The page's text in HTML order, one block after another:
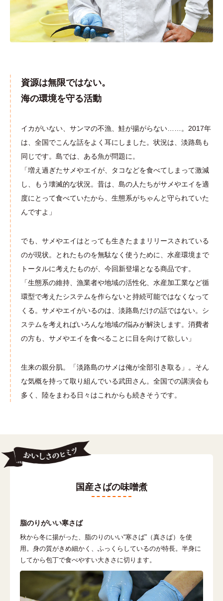
資源は無限ではない。
海の環境を守る活動
イカがいない、サンマの不漁、鮭が揚がらない……。2017年
は、全国でこんな話をよく耳にしました。状況は、淡路島も
同じです。島では、ある魚が問題に。
「増え過ぎたサメやエイが、タコなどを食べてしまって激減
し、もう壊滅的な状況。昔は、島の人たちがサメやエイを適
度にとって食べていたから、生態系がちゃんと守られていた
んですよ」
でも、サメやエイはとっても生きたままリリースされている
のが現状。とれたものを無駄なく使うために、水産環境まで
トータルに考えたものが、今回新登場となる商品です。
「生態系の維持、漁業者や地域の活性化、水産加工業など循
環型で考えたシステムを作らないと持続可能ではなくなって
くる。サメやエイがいるのは、淡路島だけの話ではない。シ
ステムを考えればいろんな地域の悩みが解決します。消費者
の方も、サメやエイを食べることに目を向けて欲しい」
生来の親分肌。「淡路島のサメは俺が全部引き取る」。そん
な気概を持って取り組んでいる武田さん。全国での講演会も
多く、陸をまわる日々はこれからも続きそうです。
国産さばの味噌煮
脂のりがいい寒さば
秋から冬に揚がった、脂のりのいい“寒さば”（真さば）を使
用。身の質がきめ細かく、ふっくらしているのが特長。半身に
してから包丁で食べやすい大きさに切ります。